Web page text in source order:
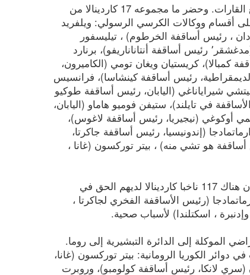
في وقت وفاة يوحنا بولس الثاني ، جاء الكرادلة الناخبون من 52 دولة في جميع القارات. وحضر ما مجموعه 17 كاردينالا من
أقسام ووكالات الكرسي الرسولي: ويلفريد
، رئيس أساقفة الخرطوم) ، تيليسفور
بلاسيدوس توبو (الهند ، رئيس أساقفة رانشي) ، أرماند غايتان رازافيندراتاندرا (مدغشقر٬ رئيس أساقفة أنتاناناريفو)، برنارد
كمبالا)، كريستيان ويغان تومي (الكاميرون،
رئيس أساقفة كينشاسا)، فرانسيس
شيراياناغي (اليابان، رئيس أساقفة طوكيو
في تايلند)، ستيفن فوميو هاماو (اليابان،
أوكوغي (نيجيريا، رئيس أساقفة لاغوس)،
(إندونيسيا، رئيس أساقفة جاكرتا،
أساقفة هو تشي منه) ، بيتر توركسون (غانا ،
عندما أعلن بندكتس السادس عشر للعالم في شباط/فبراير 2013 استقالته و كان هناك 117 ناخبا كاردينالا لديهم الحق في
ريادي دارماتمادجا (رئيس الأساقفة الفخري لجاكرتا ،
، اسكتلندا) لأسباب صحية.
البابا فرانسيس ، وصل 17 كاردينالا من الأراضي الموكلة إلى الدائرة التبشيرية إلى روما.
الكوريا الرومانية: بيتر توركسون (غانا،
(سري لانكا، رئيس أساقفة كولومبو)، وروبرت